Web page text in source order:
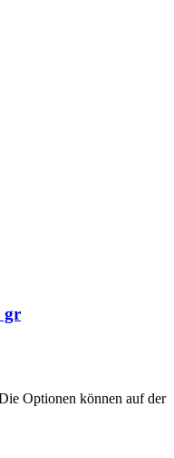
gr
Optionen können auf der